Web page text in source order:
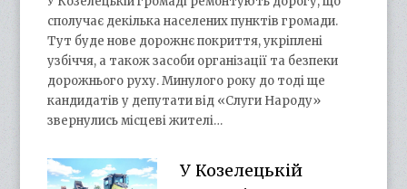
сполучає декілька населених пунктів громади.
Тут буде нове дорожнє покриття, укріплені
узбіччя, а також засоби організації та безпеки
дорожнього руху. Минулого року до тоді ще
кандидатів у депутати від «Слуги Народу»
звернулись місцеві жителі…
У Козелецькій